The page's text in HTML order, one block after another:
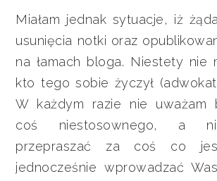
Miałam jednak sytuacje, iż
usunięcia notki oraz
na łamach bloga. Niestety nie
kto tego sobie życzył
W każdym razie nie uważam
coś niestosownego, a
przepraszać za coś co
jednocześnie wprowadzać